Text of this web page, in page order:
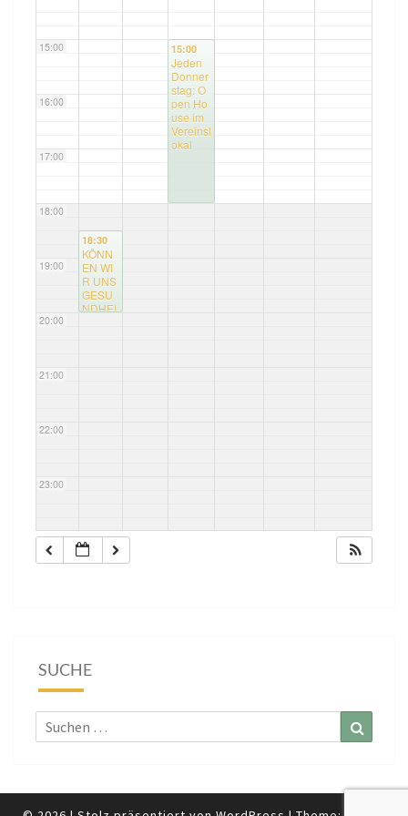
15:00
16:00
17:00
18:00
19:00
20:00
21:00
22:00
23:00
18:30
KÖNN
EN WI
R UNS
GESU
NDHEI
15:00
Jeden
Donner
stag: O
pen Ho
use im
Vereinsl
okal
SUCHE
Suchen
nach: